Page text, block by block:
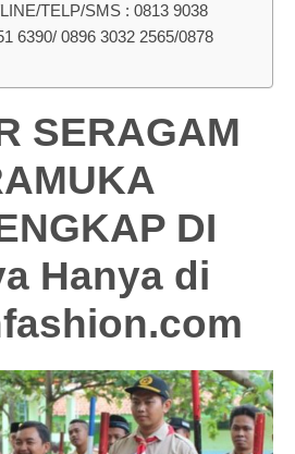
TELP/SMS : 0813 9038
6390/ 0896 3032 2565/0878
SERAGAM
DI
Hanya di